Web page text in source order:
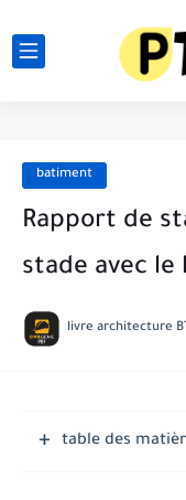
batiment
Rapport de
stade avec le
livre architecture
table des